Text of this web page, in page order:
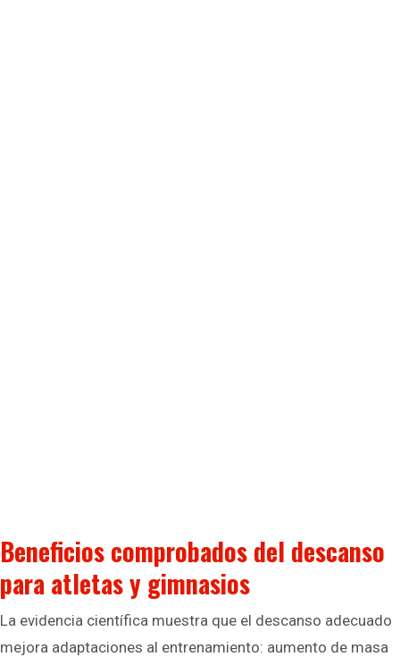
Beneficios comprobados del descanso
para atletas y gimnasios
La evidencia científica muestra que el descanso adecuado
mejora adaptaciones al entrenamiento: aumento de masa